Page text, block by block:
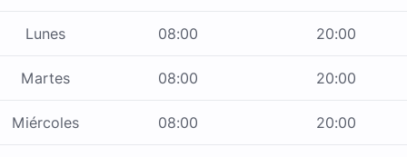
Lunes 08:00 20:00
Martes 08:00 20:00
Miércoles 08:00 20:00